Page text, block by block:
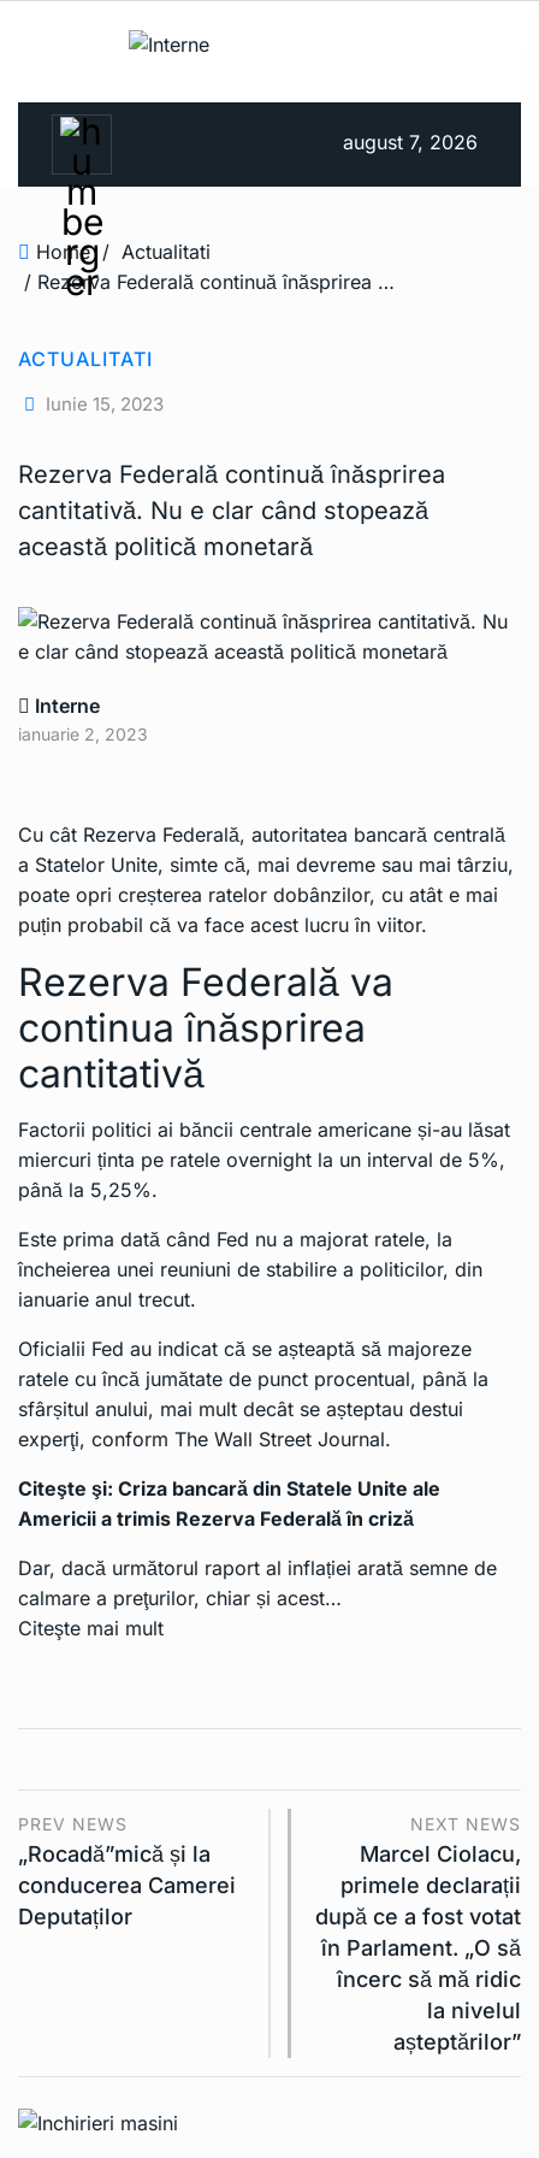
august 7, 2026
Home / Actualitati
/ Rezerva Federală continuă înăsprirea cantitativă. Nu e clar când stopează această politică monetară
ACTUALITATI
Iunie 15, 2023
Rezerva Federală continuă înăsprirea
cantitativă. Nu e clar când stopează
această politică monetară
Interne
ianuarie 2, 2023
Cu cât Rezerva Federală, autoritatea bancară centrală
a Statelor Unite, simte că, mai devreme sau mai târziu,
poate opri creșterea ratelor dobânzilor, cu atât e mai
puțin probabil că va face acest lucru în viitor.
Rezerva Federală va
continua înăsprirea
cantitativă
Factorii politici ai băncii centrale americane și-au lăsat
miercuri ținta pe ratele overnight la un interval de 5%,
până la 5,25%.
Este prima dată când Fed nu a majorat ratele, la
încheierea unei reuniuni de stabilire a politicilor, din
ianuarie anul trecut.
Oficialii Fed au indicat că se așteaptă să majoreze
ratele cu încă jumătate de punct procentual, până la
sfârșitul anului, mai mult decât se așteptau destui
experţi, conform The Wall Street Journal.
Citeşte şi: Criza bancară din Statele Unite ale
Americii a trimis Rezerva Federală în criză
Dar, dacă următorul raport al inflației arată semne de
calmare a preţurilor, chiar și acest…
Citeşte mai mult
PREV NEWS
„Rocadă”mică și la
conducerea Camerei
Deputaților
NEXT NEWS
Marcel Ciolacu,
primele declarații
după ce a fost votat
în Parlament. „O să
încerc să mă ridic
la nivelul
așteptărilor”